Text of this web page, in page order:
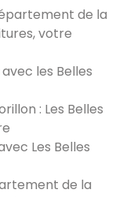
de la
votre
les Belles
: Les Belles
Les Belles
de la